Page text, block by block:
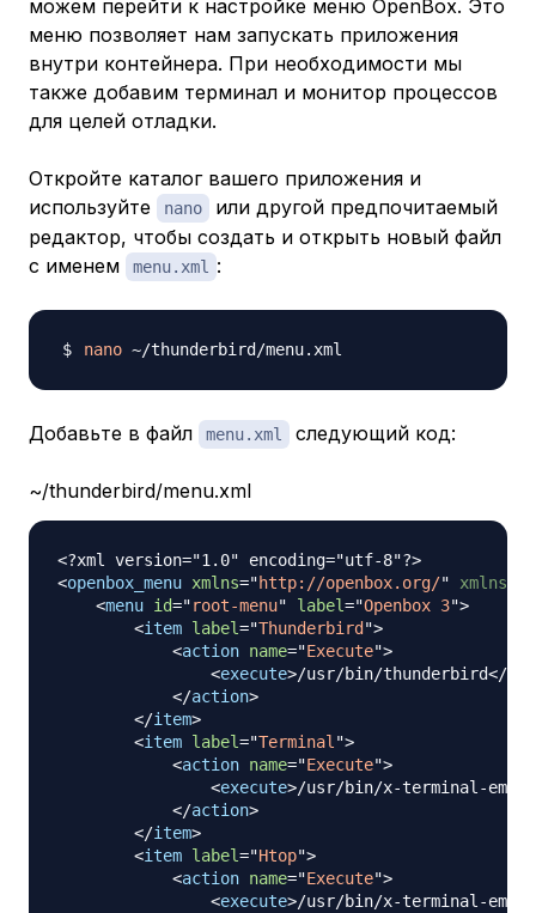
можем перейти к настройке меню OpenBox. Это
меню позволяет нам запускать приложения
внутри контейнера. При необходимости мы
также добавим терминал и монитор процессов
для целей отладки.
Откройте каталог вашего приложения и
используйте
nano
или другой предпочитаемый
редактор, чтобы создать и открыть новый файл
с именем
menu.xml :
nano
Добавьте в файл menu.xml следующий код:
~/thunderbird/menu.xml
<?xml version="1.0" encoding="utf-8"?>
<openbox_menu xmlns="http://openbox.org/" xmlns:
<menu id="root-menu" label="Openbox 3">
<item label="Thunderbird ">
<action name="Execute">
<execute>/usr/bin/thunderbird</
</action>
</item>
<item label="Terminal">
<action name="Execute">
<execute>/usr/bin/x-terminal-
</action>
</item>
<item label="Htop">
<action name="Execute">
<execute>/usr/bin/x-terminal-